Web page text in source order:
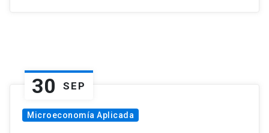
30 SEP
Microeconomía Aplicada